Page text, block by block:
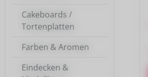
Cakeboards /
Tortenplatten
Farben & Aromen
Eindecken &